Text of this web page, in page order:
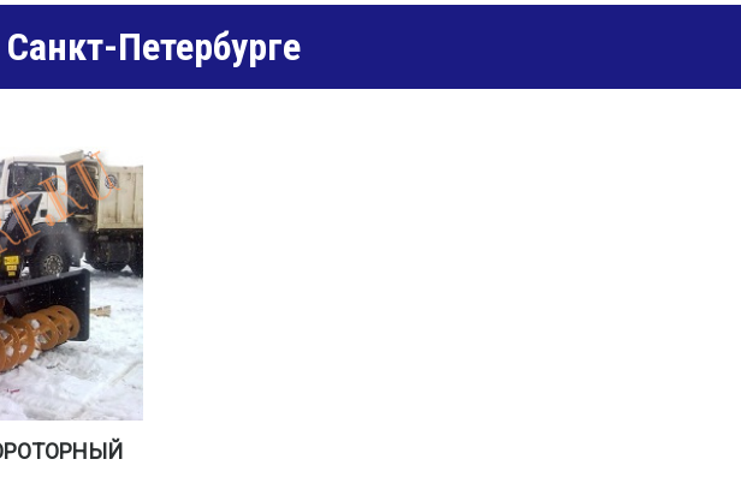
Петербурге